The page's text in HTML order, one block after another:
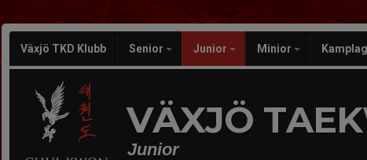
Växjö TKD Klubb Senior Junior Minior Kamplag
VÄXJÖ
Junior